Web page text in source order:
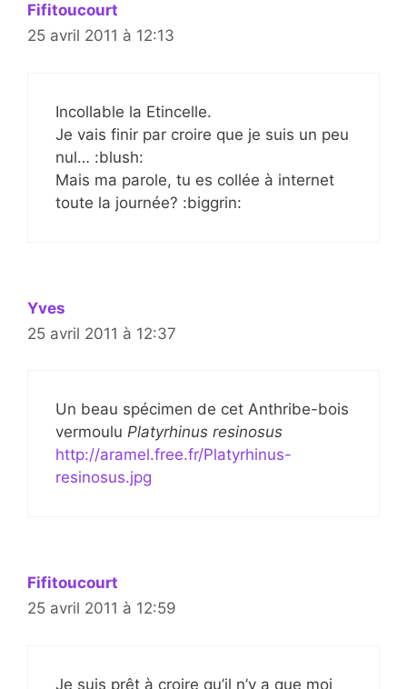
Fifitoucourt
25 avril 2011 à 12:13
Incollable la Etincelle.
Je vais finir par croire que je suis un peu
nul… :blush:
Mais ma parole, tu es collée à internet
toute la journée? :biggrin:
Yves
25 avril 2011 à 12:37
Un beau spécimen de cet Anthribe-bois
vermoulu Platyrhinus resinosus
http://aramel.free.fr/Platyrhinus-
resinosus.jpg
Fifitoucourt
25 avril 2011 à 12:59
Je suis prêt à croire qu’il n’y a que moi